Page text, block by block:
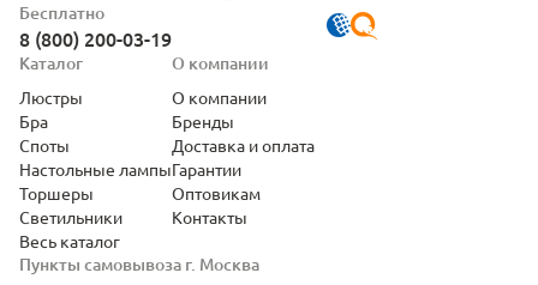
Бесплатно
8 (800) 200-03-19
Пункты самовывоза г. Москва
Каталог
Люстры
Бра
Споты
Настольные лампы
Торшеры
Светильники
Весь каталог
О компании
О компании
Бренды
Доставка и оплата
Гарантии
Оптовикам
Контакты